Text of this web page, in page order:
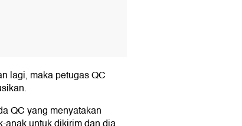
lagi, maka petugas QC
QC yang menyatakan